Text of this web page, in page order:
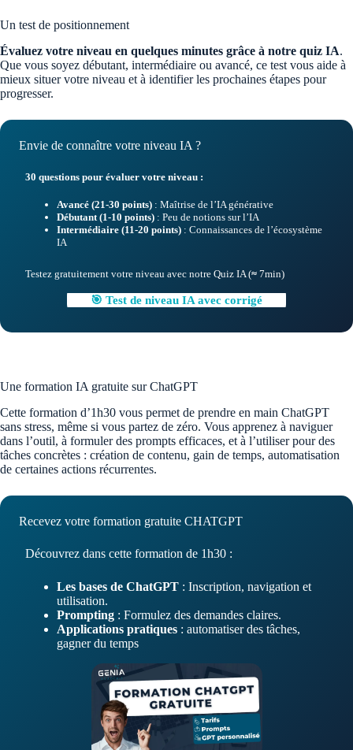
Un test de positionnement
Évaluez votre niveau en quelques minutes grâce à notre quiz IA.
Que vous soyez débutant, intermédiaire ou avancé, ce test vous aide à
mieux situer votre niveau et à identifier les prochaines étapes pour
progresser.
Envie de connaître votre niveau IA ?
30 questions pour évaluer votre niveau :
Avancé (21-30 points) : Maîtrise de l’IA générative
Débutant (1-10 points) : Peu de notions sur l’IA
Intermédiaire (11-20 points) : Connaissances de l’écosystème
IA
Testez gratuitement votre niveau avec notre Quiz IA (≈ 7min)
🎯 Test de niveau IA avec corrigé
Une formation IA gratuite sur ChatGPT
Cette formation d’1h30 vous permet de prendre en main ChatGPT
sans stress, même si vous partez de zéro. Vous apprenez à naviguer
dans l’outil, à formuler des prompts efficaces, et à l’utiliser pour des
tâches concrètes : création de contenu, gain de temps, automatisation
de certaines actions récurrentes.
Recevez votre formation gratuite CHATGPT
Découvrez dans cette formation de 1h30 :
Les bases de ChatGPT : Inscription, navigation et
utilisation.
Prompting : Formulez des demandes claires.
Applications pratiques : automatiser des tâches,
gagner du temps